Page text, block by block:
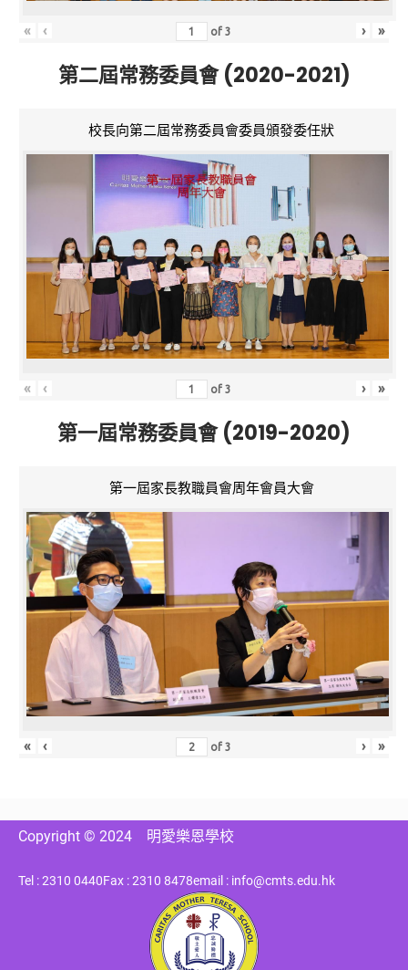
« ‹ of3 › »
第二屆常務委員會 (2020-2021)
校長向第二屆常務委員會委員頒發委任狀
« ‹ of3 › »
第一屆常務委員會 (2019-2020)
第一屆家長教職員會周年會員大會
« ‹ of3 › »
Copyright © 2024 明愛樂恩學校
Tel : 2310 0440Fax : 2310 8478email : info@cmts.edu.hk